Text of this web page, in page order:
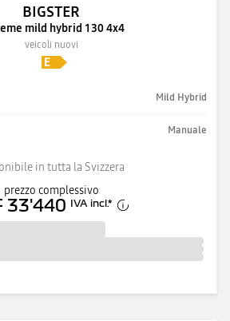
BIGSTER
mild hybrid 130 4x4
veicoli nuovi
Mild Hybrid
Manuale
in tutta la Svizzera
prezzo complessivo
33'440 IVA incl.*